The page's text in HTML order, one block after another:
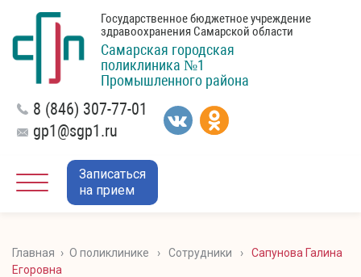
Государственное бюджетное учреждение
здравоохранения Самарской области
Самарская городская
поликлиника №1
Промышленного района
8 (846) 307-77-01
gp1@sgp1.ru
Записаться
на прием
Главная › О поликлинике › Сотрудники › Сапунова Галина
Егоровна